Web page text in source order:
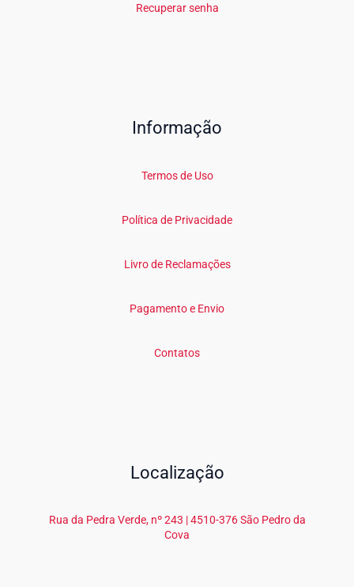
Recuperar senha
Informação
Termos de Uso
Política de Privacidade
Livro de Reclamações
Pagamento e Envio
Contatos
Localização
Rua da Pedra Verde, nº 243 | 4510-376 São Pedro da
Cova